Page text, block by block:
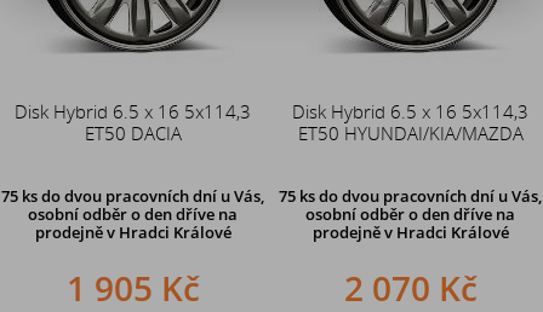
Disk Hybrid 6.5 x 16 5x114,3
ET50 DACIA
75 ksdo dvou pracovních dní u Vás,
osobní odběr o den dříve na
prodejně v Hradci Králové
1 905 Kč
Disk Hybrid 6.5 x 16 5x114,3
ET50 HYUNDAI/KIA/MAZDA
75 ksdo dvou pracovních dní u Vás,
osobní odběr o den dříve na
prodejně v Hradci Králové
2 070 Kč